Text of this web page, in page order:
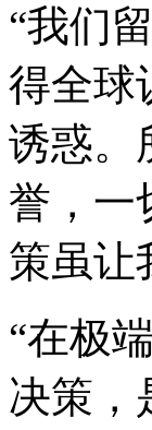
“我们
得全球
诱惑。
誉，一
策虽让
“在极
决策，